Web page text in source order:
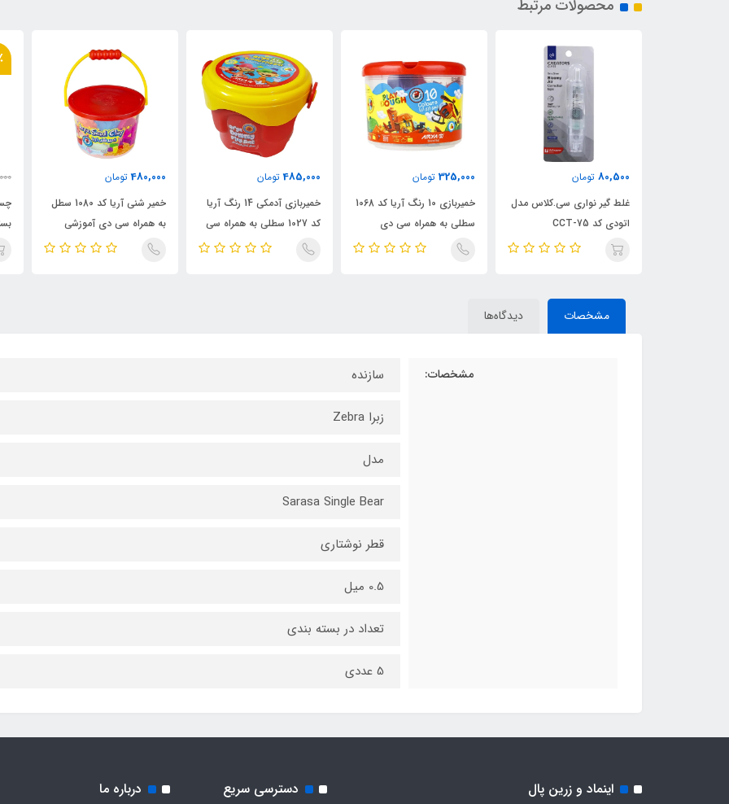
محصولات مرتبط
80,500 تومان
غلط گیر نواری سی.کلاس مدل
اتودی کد CCT-75
325,000 تومان
خمیربازی 10 رنگ آریا کد 1068
سطلی به همراه سی دی
آموزشی
485,000 تومان
خمیربازی آدمکی 14 رنگ آریا
کد 1027 سطلی به همراه سی
دی آموزشی
480,000 تومان
خمیر شنی آریا کد 1080 سطل
به همراه سی دی آموزشی
بسته
مشخصات دیدگاه‌ها
مشخصات: سازنده
زبرا Zebra
مدل
Sarasa Single Bear
قطر نوشتاری
0.5 میل
تعداد در بسته بندی
5 عددی
اینماد و زرین پال دسترسی سریع درباره ما